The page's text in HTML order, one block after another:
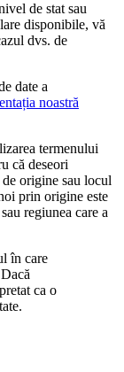
de stat sau
disponibile, vă
dvs. de
date a
noastră
termenului
că deseori
origine sau locul
prin origine este
regiunea care a
în care
ca o